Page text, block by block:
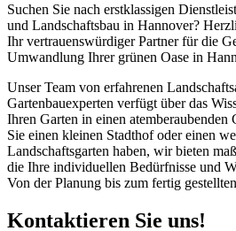
Suchen Sie nach erstklassigen
und Landschaftsbau in Hannover?
Ihr vertrauenswürdiger Partner für die
Umwandlung Ihrer grünen Oase in
Unser Team von erfahrenen
Gartenbauexperten verfügt über das
Ihren Garten in einen
Sie einen kleinen Stadthof oder einen
Landschaftsgarten haben, wir bieten
die Ihre individuellen Bedürfnisse und
Von der Planung bis zum fertig
Kontaktieren Sie uns!